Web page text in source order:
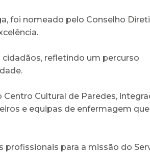
foi nomeado pelo Conselho
refletindo um percurso
Cultural de Paredes,
e equipas de enfermagem
para a missão do